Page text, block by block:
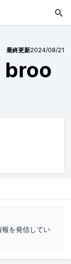
最終更新2024/08/21
報を発信してい